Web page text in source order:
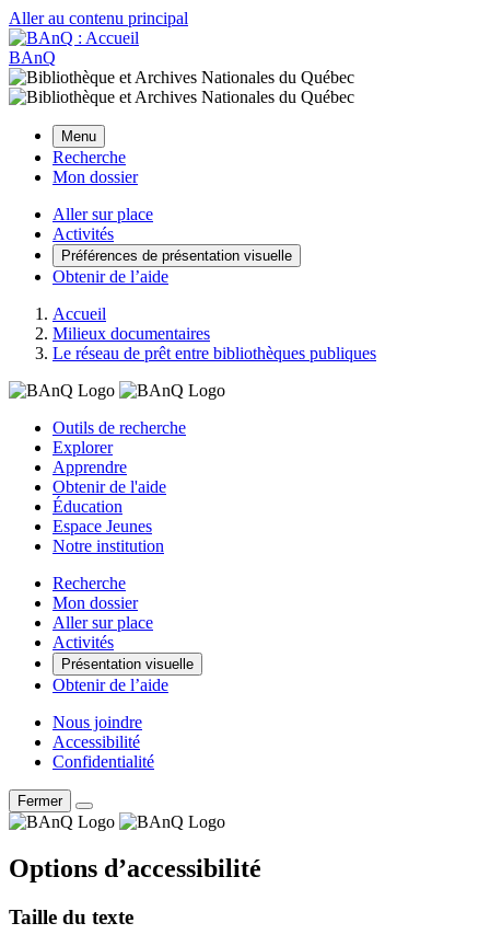
Aller au contenu principal
BAnQ
Menu
Recherche
Mon dossier
Aller sur place
Activités
Préférences de présentation visuelle
Obtenir de l’aide
Accueil
Milieux documentaires
Le réseau de prêt entre bibliothèques publiques
Outils de recherche
Explorer
Apprendre
Obtenir de l'aide
Éducation
Espace Jeunes
Notre institution
Recherche
Mon dossier
Aller sur place
Activités
Présentation visuelle
Obtenir de l’aide
Nous joindre
Accessibilité
Confidentialité
Fermer
Options d’accessibilité
Taille du texte